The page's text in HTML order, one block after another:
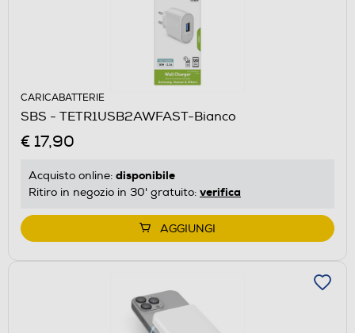
CARICABATTERIE
SBS - TETR1USB2AWFAST-Bianco
€ 17,90
Acquisto online: disponibile
Ritiro in negozio in 30' gratuito: verifica
AGGIUNGI